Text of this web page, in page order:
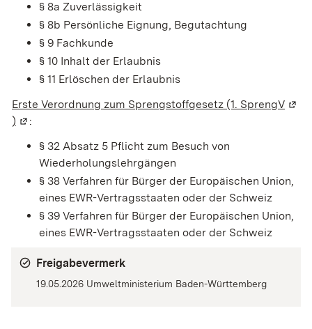
§ 8a Zuverlässigkeit
§ 8b Persönliche Eignung, Begutachtung
§ 9 Fachkunde
§ 10 Inhalt der Erlaubnis
§ 11 Erlöschen der Erlaubnis
Erste Verordnung zum Sprengstoffgesetz (1. SprengV
) (Wird in einem neuen Fenster geöffnet)
:
§ 32 Absatz 5 Pflicht zum Besuch von
Wiederholungslehrgängen
§ 38 Verfahren für Bürger der Europäischen Union,
eines EWR-Vertragsstaaten oder der Schweiz
§ 39 Verfahren für Bürger der Europäischen Union,
eines EWR-Vertragsstaaten oder der Schweiz
Freigabevermerk
19.05.2026 Umweltministerium Baden-Württemberg